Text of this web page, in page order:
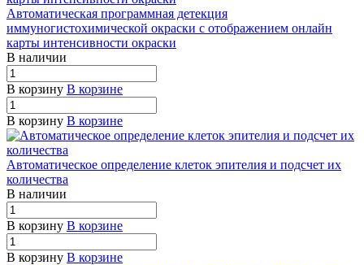
Автоматическая программная детекция
иммуногистохимической окраски с отображением онлайн
карты интенсивности окраски
В наличии
В корзину В корзине
В корзину В корзине
Автоматическое определение клеток эпителия и подсчет их
количества
В наличии
В корзину В корзине
В корзину В корзине